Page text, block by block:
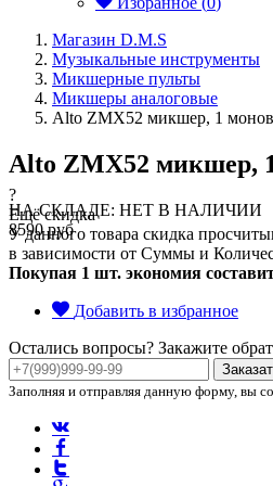
Магазин D.M.S
Музыкальные инструменты
Микшерные пульты
Микшеры аналоговые
Alto ZMX52 микшер, 1
Alto ZMX52 микшер, 1
НА СКЛАДЕ: НЕТ В НАЛИЧИИ
8590 руб
?
Ещё скидка
У данного товара скидка
в зависимости от Суммы и
Покупая 1 шт. экономия
Добавить в избранное
Остались вопросы? Закажите
Заполняя и отправляя данную форму, вы